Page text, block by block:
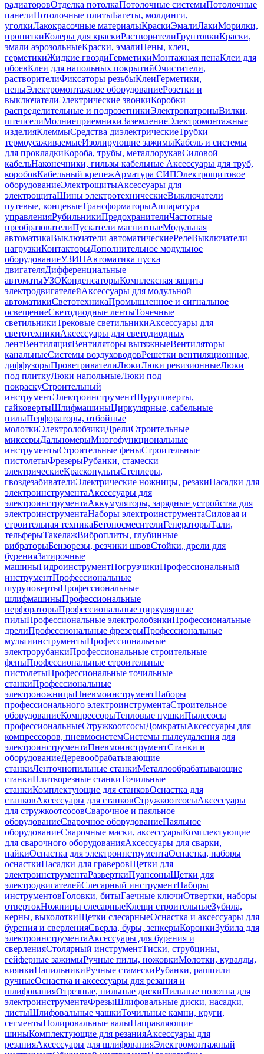
радиаторовОтделка потолкаПотолочные системыПотолочные
панелиПотолочные плитыБагеты, молдинги,
уголкиЛакокрасочные материалыКраскиЭмалиЛакиМорилки,
пропиткиКолеры для краскиРастворителиГрунтовкиКраски,
эмали аэрозольныеКраски, эмалиПены, клеи,
герметикиЖидкие гвоздиГерметикиМонтажная пенаКлеи для
обоевКлеи для напольных покрытийОчистители,
растворителиФиксаторы резьбыКлеиГерметики,
пеныЭлектромонтажное оборудованиеРозетки и
выключателиЭлектрические звонкиКоробки
распределительные и подрозетникиЭлектропатроныВилки,
штепселиМолниеприемникиЗаземлениеЭлектромонтажные
изделияКлеммыСредства диэлектрическиеТрубки
термоусаживаемыеИзолирующие зажимыКабель и системы
для прокладкиКороба, трубы, металлорукавСиловой
кабельНаконечники, гильзы кабельные Аксессуары для труб,
коробовКабельный крепежАрматура СИПЭлектрощитовое
оборудованиеЭлектрощитыАксессуары для
электрощитаШины электротехническиеВыключатели
путевые, концевыеТрансформаторыАппаратура
управленияРубильникиПредохранителиЧастотные
преобразователиПускатели магнитныеМодульная
автоматикаВыключатели автоматическиеРелеВыключатели
нагрузкиКонтакторыДополнительное модульное
оборудованиеУЗИПАвтоматика пуска
двигателяДифференциальные
автоматыУЗОКонденсаторыКомплексная защита
электродвигателейАксессуары для модульной
автоматикиСветотехникаПромышленное и сигнальное
освещениеСветодиодные лентыТочечные
светильникиТрековые светильникиАксессуары для
светотехникиАксессуары для светодиодных
лентВентиляцияВентиляторы вытяжныеВентиляторы
канальныеСистемы воздуховодовРешетки вентиляционные,
диффузорыПроветривателиЛюкиЛюки ревизионныеЛюки
под плиткуЛюки напольныеЛюки под
покраскуСтроительный
инструментЭлектроинструментШуруповерты,
гайковертыШлифмашиныЦиркулярные, сабельные
пилыПерфораторы, отбойные
молоткиЭлектролобзикиДрелиСтроительные
миксерыДальномерыМногофункциональные
инструментыСтроительные феныСтроительные
пистолетыФрезерыРубанки, стамески
электрическиеКраскопультыСтеплеры,
гвоздезабивателиЭлектрические ножницы, резакиНасадки для
электроинструментаАксессуары для
электроинструментаАккумуляторы, зарядные устройства для
электроинструментаНаборы электроинструментаСиловая и
строительная техникаБетоносмесителиГенераторыТали,
тельферыТакелажВиброплиты, глубинные
вибраторыБензорезы, резчики швовСтойки, дрели для
буренияЗатирочные
машиныГидроинструментПогрузчикиПрофессиональный
инструментПрофессиональные
шуруповертыПрофессиональные
шлифмашиныПрофессиональные
перфораторыПрофессиональные циркулярные
пилыПрофессиональные электролобзикиПрофессиональные
дрелиПрофессиональные фрезерыПрофессиональные
мультиинструментыПрофессиональные
электрорубанкиПрофессиональные строительные
феныПрофессиональные строительные
пистолетыПрофессиональные точильные
станкиПрофессиональные
электроножницыПневмоинструментНаборы
профессионального электроинструментаСтроительное
оборудованиеКомпрессорыТепловые пушкиПылесосы
профессиональныеСтружкоотсосыДомкратыАксессуары для
компрессоров, пневмосистемСистемы пылеудаления для
электроинструментаПневмоинструментСтанки и
оборудованиеДеревообрабатывающие
станкиЛенточнопильные станкиМеталлообрабатывающие
станкиПлиткорезные станкиТочильные
станкиКомплектующие для станковОснастка для
станковАксессуары для станковСтружкоотсосыАксессуары
для стружкоотсосовСварочное и паяльное
оборудованиеСварочное оборудованиеПаяльное
оборудованиеСварочные маски, аксессуарыКомплектующие
для сварочного оборудованияАксессуары для сварки,
пайкиОснастка для электроинструментаОснастка, наборы
оснасткиНасадки для граверовЩетки для
электроинструментаРазверткиПуансоныЩетки для
электродвигателейСлесарный инструментНаборы
инструментовГоловки, битыГаечные ключиОтвертки, наборы
отвертокНожницы слесарныеКлещи строительныеЗубила,
керны, выколоткиЩетки слесарныеОснастка и аксессуары для
бурения и сверленияСверла, буры, зенкерыКоронкиЗубила для
электроинструментаАксессуары для бурения и
сверленияСтолярный инструментТиски, струбцины,
гейферные зажимыРучные пилы, ножовкиМолотки, кувалды,
киянкиНапильникиРучные стамескиРубанки, рашпили
ручныеОснастка и аксессуары для резания и
шлифованияОтрезные, пильные дискиПильные полотна для
электроинструментаФрезыШлифовальные диски, насадки,
листыШлифовальные чашкиТочильные камни, круги,
сегментыПолировальные валыНаправляющие
шиныКомплектующие для резанияАксессуары для
резанияАксессуары для шлифованияЭлектромонтажный